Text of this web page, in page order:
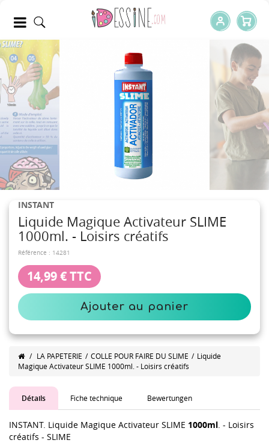
INSTANT
Liquide Magique Activateur SLIME
1000ml. - Loisirs créatifs
Référence : 14281
14,99 €TTC
Ajouter au panier
/ LA PAPETERIE / COLLE POUR FAIRE DU SLIME / Liquide
Magique Activateur SLIME 1000ml. - Loisirs créatifs
Détails Fiche technique Bewertungen
INSTANT. Liquide Magique Activateur SLIME 1000ml. - Loisirs
créatifs - SLIME